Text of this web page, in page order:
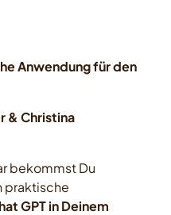
Anwendung für den
& Christina
bekommst Du
praktische
GPT in Deinem